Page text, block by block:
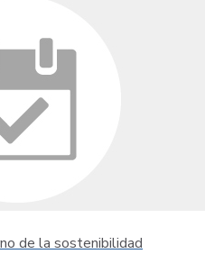
de la sostenibilidad